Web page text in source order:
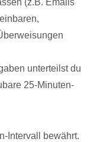
(z.B. Emails
unterteilst du
25-Minuten-
Intervall bewährt.